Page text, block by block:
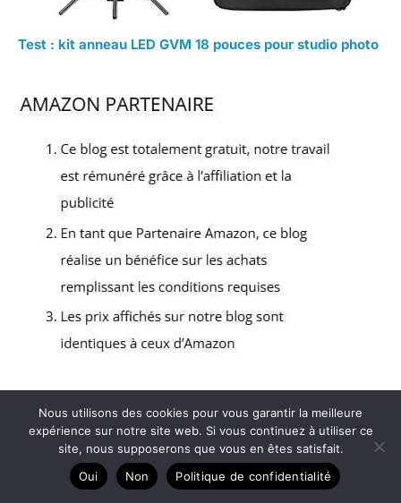
Test : kit anneau LED GVM 18 pouces pour studio photo
Copyright © 2026 La Belle Photo - Partenaire Amazon
A propos
Contact
Nous utilisons des cookies pour vous garantir la meilleure
expérience sur notre site web. Si vous continuez à utiliser ce
site, nous supposerons que vous en êtes satisfait.
Oui
Non Politique de confidentialité